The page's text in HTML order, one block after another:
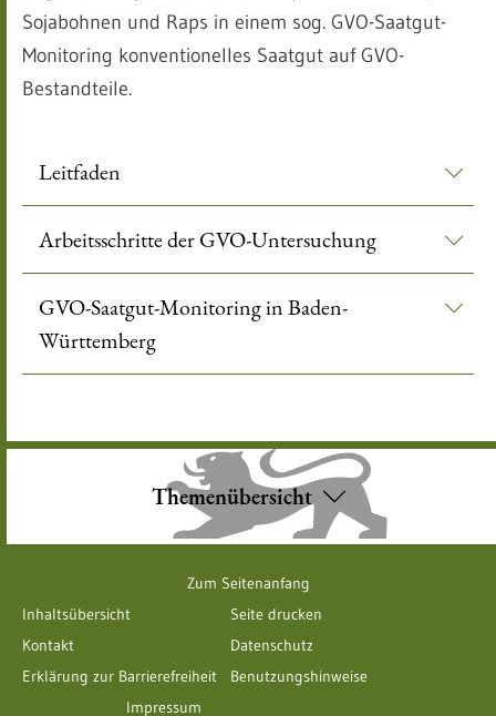
Sojabohnen und Raps in einem sog. GVO-Saatgut-
Monitoring konventionelles Saatgut auf GVO-
Bestandteile.
Leitfaden
Arbeitsschritte der GVO-Untersuchung
GVO-Saatgut-Monitoring in Baden-
Württemberg
Themenübersicht
Zum Seitenanfang
Inhaltsübersicht
Seite drucken
Kontakt
Datenschutz
Erklärung zur Barrierefreiheit
Benutzungshinweise
Impressum